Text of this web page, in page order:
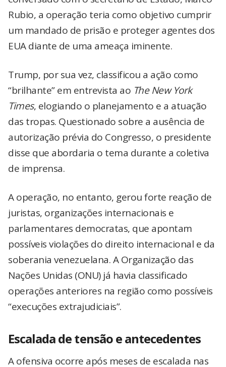
Rubio, a operação teria como objetivo cumprir
um mandado de prisão e proteger agentes dos
EUA diante de uma ameaça iminente.
Trump, por sua vez, classificou a ação como
“brilhante” em entrevista ao The New York
Times, elogiando o planejamento e a atuação
das tropas. Questionado sobre a ausência de
autorização prévia do Congresso, o presidente
disse que abordaria o tema durante a coletiva
de imprensa.
A operação, no entanto, gerou forte reação de
juristas, organizações internacionais e
parlamentares democratas, que apontam
possíveis violações do direito internacional e da
soberania venezuelana. A Organização das
Nações Unidas (ONU) já havia classificado
operações anteriores na região como possíveis
“execuções extrajudiciais”.
Escalada de tensão e antecedentes
A ofensiva ocorre após meses de escalada nas